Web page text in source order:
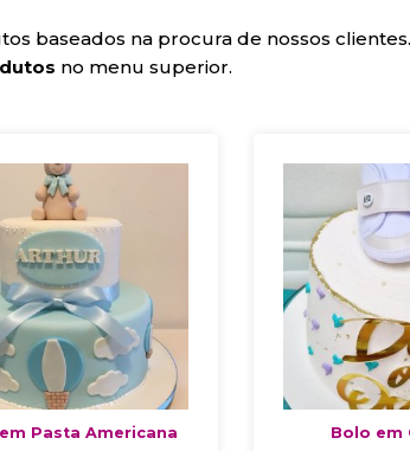
baseados na procura de nossos
no menu superior.
Pasta Americana Bolo em